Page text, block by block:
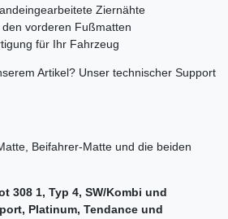
Ziernähte
vorderen Fußmatten
für Ihr Fahrzeug
Artikel? Unser technischer Support
Beifahrer-Matte und die beiden
308 1, Typ 4, SW/Kombi und
Platinum, Tendance und